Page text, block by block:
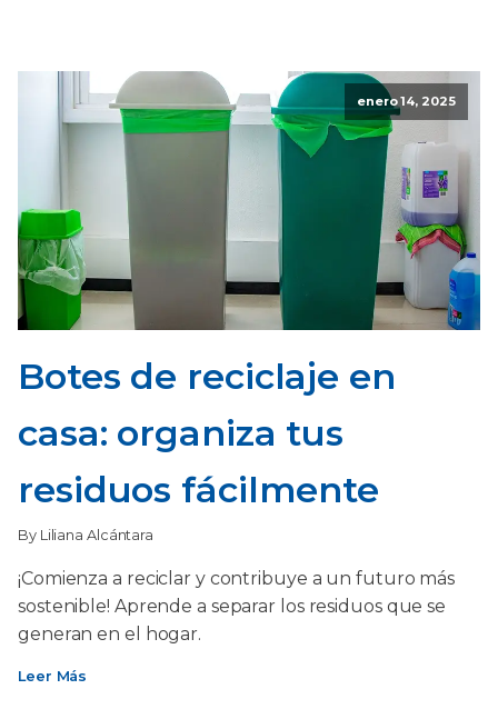
enero 14, 2025
Botes de reciclaje en
casa: organiza tus
residuos fácilmente
By Liliana Alcántara
¡Comienza a reciclar y contribuye a un futuro más
sostenible! Aprende a separar los residuos que se
generan en el hogar.
Leer Más